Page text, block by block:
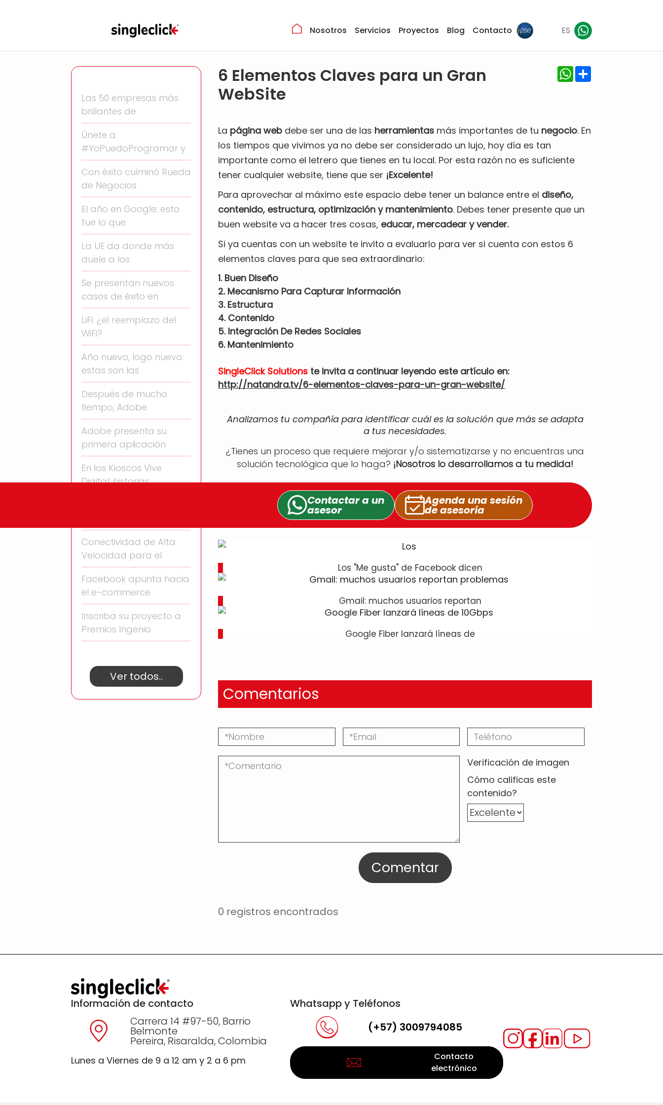
Nosotros Servicios Proyectos Blog Contacto ES
Las 50 empresas más
brillantes de
Únete a
#YoPuedoProgramar y
Con éxito culminó Rueda
de Negocios
El año en Google: esto
fue lo que
La UE da donde más
duele a los
Se presentan nuevos
casos de éxito en
LiFi: ¿el reemplazo del
WiFi?
Año nuevo, logo nuevo:
estas son las
Después de mucho
tiempo, Adobe
Adobe presenta su
primera aplicación
En los Kioscos Vive
Digital: historias
Conectividad de Alta
Velocidad para el
Facebook apunta hacia
el e-commerce
Inscriba su proyecto a
Premios Ingenio
Ver todos..
6 Elementos Claves para un Gran
WebSite
WhatsApp
La página web debe ser una de las herramientas más importantes de tu negocio. En
los tiempos que vivimos ya no debe ser considerado un lujo, hoy día es tan
importante como el letrero que tienes en tu local. Por esta razón no es suficiente
tener cualquier website, tiene que ser ¡Excelente!
Para aprovechar al máximo este espacio debe tener un balance entre el diseño,
contenido, estructura, optimización y mantenimiento. Debes tener presente que un
buen website va a hacer tres cosas, educar, mercadear y vender.
Si ya cuentas con un website te invito a evaluarlo para ver si cuenta con estos 6
elementos claves para que sea extraordinario:
1. Buen Diseño
2. Mecanismo Para Capturar Información
3. Estructura
4. Contenido
5. Integración De Redes Sociales
6. Mantenimiento
SingleClick Solutions te invita a continuar leyendo este artículo en:
http://natandra.tv/6-elementos-claves-para-un-gran-website/
Analizamos tu compañía para identificar cuál es la solución que más se adapta
a tus necesidades.
¿Tienes un proceso que requiere mejorar y/o sistematizarse y no encuentras una
solución tecnológica que lo haga? ¡Nosotros lo desarrollamos a tu medida!
Contactar a un
asesor
Agenda una sesión
de asesoría
Los "Me gusta" de Facebook dicen
Gmail: muchos usuarios reportan
Google Fiber lanzará líneas de
Comentarios
Verificación de imagen
Cómo calificas este
contenido?
Comentar
0 registros encontrados
Información de contacto
Carrera 14 #97-50, Barrio
Belmonte
Pereira, Risaralda, Colombia
Lunes a Viernes de 9 a 12 am y 2 a 6 pm
Whatsapp y Teléfonos
(+57) 3009794085
Contacto
electrónico